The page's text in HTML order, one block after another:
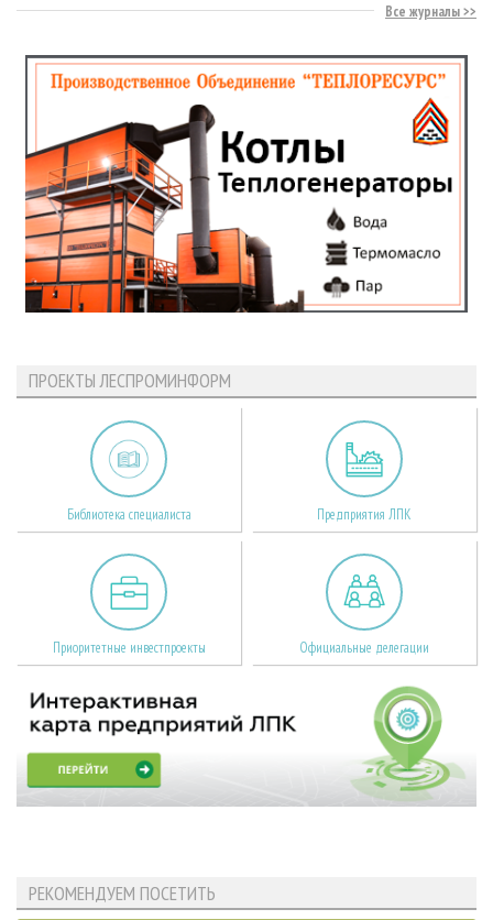
Все журналы
ПРОЕКТЫ ЛЕСПРОМИНФОРМ
Библиотека специалиста Предприятия ЛПК
Приоритетные инвестпроекты Официальные делегации
РЕКОМЕНДУЕМ ПОСЕТИТЬ